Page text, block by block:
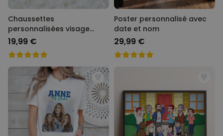
Chaussettes
personnalisées visage
différents designs
19,99 €
Poster personnalisé avec
date et nom
29,99 €